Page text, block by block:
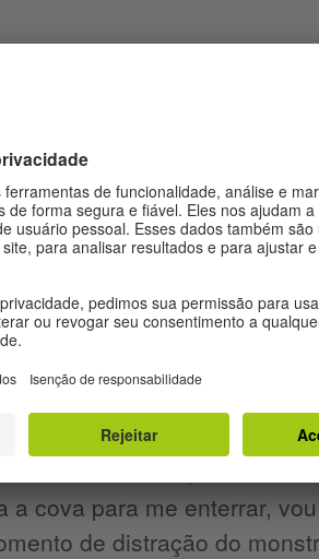
Como podemos
nos ensina no exato
o ensinamento do medo
dito que a pobreza pode
é rompida. Ou
quando conseguimos
por essa condição. É
dessas experiências.
elas nos ensina que
temos de usar de
o coveiro”. Ora, se tenho
a cova para me enterrar,
de distração do